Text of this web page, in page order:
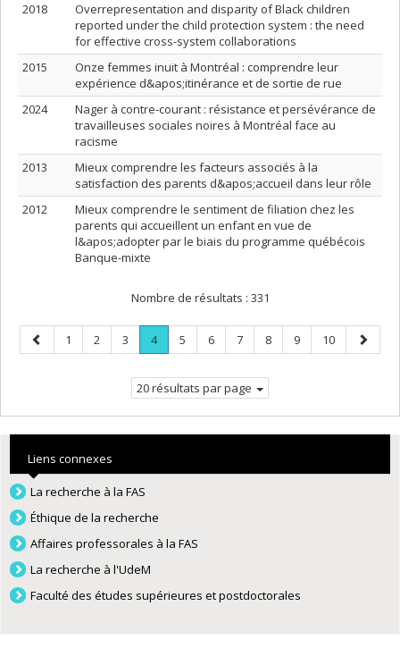
2018
Overrepresentation and disparity of Black children
reported under the child protection system : the need
for effective cross-system collaborations
2015
Onze femmes inuit à Montréal : comprendre leur
expérience d&apos;itinérance et de sortie de rue
2024
Nager à contre-courant : résistance et persévérance de
travailleuses sociales noires à Montréal face au
racisme
2013
Mieux comprendre les facteurs associés à la
satisfaction des parents d&apos;accueil dans leur rôle
2012
Mieux comprendre le sentiment de filiation chez les
parents qui accueillent un enfant en vue de
l&apos;adopter par le biais du programme québécois
Banque-mixte
Nombre de résultats : 331
Page
précédente
Page
1 Page
2 Page
3 Page
4.
Page
Page
5 Page
6 Page
7 Page
8 Page
9 Page
10
Page
20 résultats par page
Liens connexes
La recherche à la FAS
Éthique de la recherche
Affaires professorales à la FAS
La recherche à l'UdeM
Faculté des études supérieures et postdoctorales